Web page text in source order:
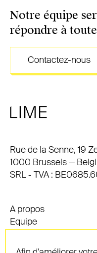
Notre équipe
répondre à
Contactez-nous
Adresse
Rue de la Senne, 19
1000 Brussels —
SRL - TVA :
A propos
Equipe
Compétences
Contact